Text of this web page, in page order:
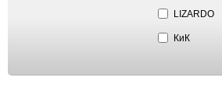
LIZARDO
КиК